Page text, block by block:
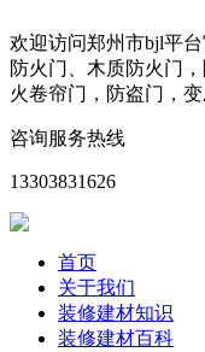
欢迎访问郑州市bjl平
防火门、木质防火门
火卷帘门，防盗门，
咨询服务热线
13303831626
首页
关于我们
装修建材知识
装修建材百科